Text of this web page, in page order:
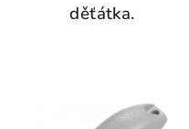
děťátka.